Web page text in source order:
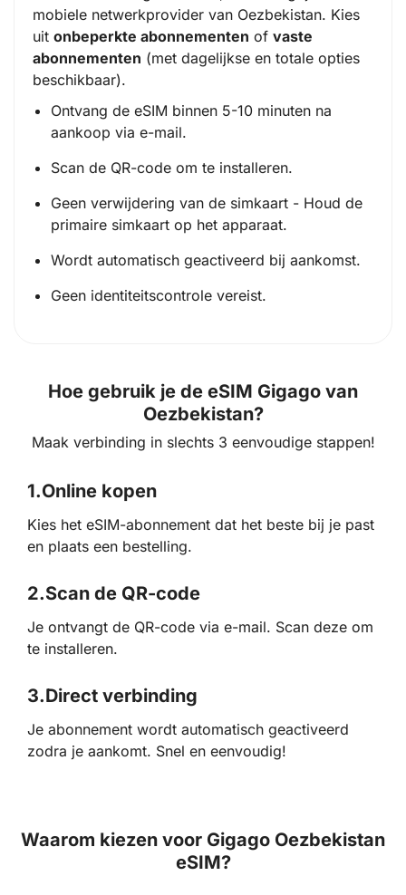
mobiele netwerkprovider van Oezbekistan. Kies
uit onbeperkte abonnementen of vaste
abonnementen (met dagelijkse en totale opties
beschikbaar).
Ontvang de eSIM binnen 5-10 minuten na
aankoop via e-mail.
Scan de QR-code om te installeren.
Geen verwijdering van de simkaart - Houd de
primaire simkaart op het apparaat.
Wordt automatisch geactiveerd bij aankomst.
Geen identiteitscontrole vereist.
Hoe gebruik je de eSIM Gigago van
Oezbekistan?
Maak verbinding in slechts 3 eenvoudige stappen!
1.Online kopen
Kies het eSIM-abonnement dat het beste bij je past
en plaats een bestelling.
2.Scan de QR-code
Je ontvangt de QR-code via e-mail. Scan deze om
te installeren.
3.Direct verbinding
Je abonnement wordt automatisch geactiveerd
zodra je aankomt. Snel en eenvoudig!
Waarom kiezen voor Gigago Oezbekistan
eSIM?